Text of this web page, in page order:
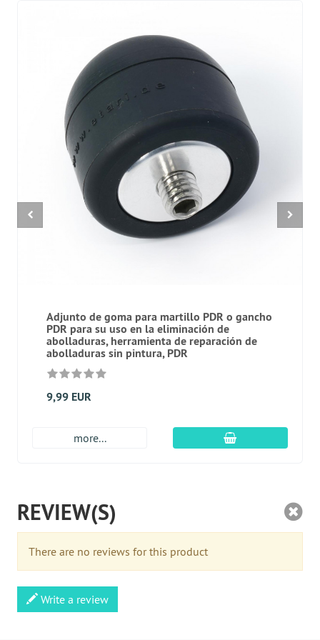
Adjunto de goma para martillo PDR o gancho
PDR para su uso en la eliminación de
abolladuras, herramienta de reparación de
abolladuras sin pintura, PDR
9,99 EUR
more... En el carro de
REVIEW(S)
There are no reviews for this product
Write a review